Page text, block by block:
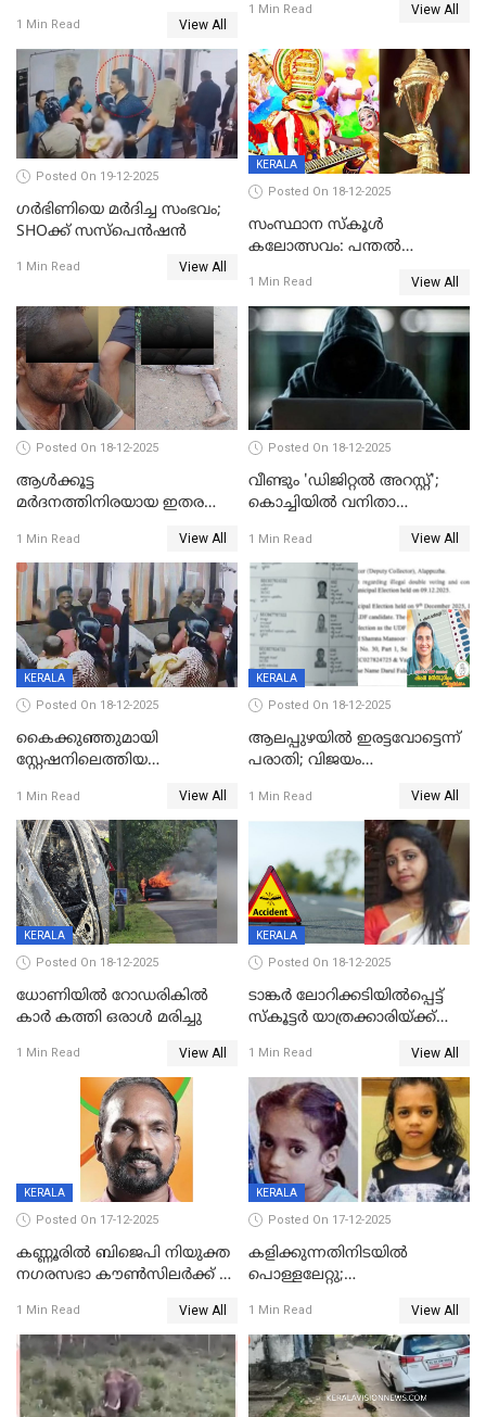
ക്ലീനര്‍ പിടിയിൽ
1 Min Read View All
യുവതി
1 Min Read View All
Posted On 19-12-2025
ഗര്‍ഭിണിയെ മർദിച്ച സംഭവം;
SHOക്ക് സസ്പെൻഷൻ
1 Min Read View All
KERALA
Posted On 18-12-2025
സംസ്ഥാന സ്കൂൾ
കലോത്സവം: പന്തൽ
1 Min Read View All
Posted On 18-12-2025
ആൾക്കൂട്ട
മർദനത്തിനിരയായ ഇതര
നടുക്കുന്ന സംഭവം
വാളയാറിൽ
1 Min Read View All
Posted On 18-12-2025
വീണ്ടും 'ഡിജിറ്റല്‍ അറസ്റ്റ്';
കൊച്ചിയില്‍ വനിതാ
കോടി രൂപ
1 Min Read View All
KERALA
Posted On 18-12-2025
കൈക്കുഞ്ഞുമായി
സ്റ്റേഷനിലെത്തിയ
കരണത്തടിച്ചു; CC ടിവി
ദൃശ്യങ്ങൾ പുറത്ത്
1 Min Read View All
KERALA
Posted On 18-12-2025
ആലപ്പുഴയിൽ ഇരട്ടവോട്ടെന്ന്
പരാതി; വിജയം
വാർഡിലെ എൽഡിഎഫ്
സ്ഥാനാർത്ഥി
1 Min Read View All
KERALA
Posted On 18-12-2025
ധോണിയിൽ റോഡരികിൽ
കാർ കത്തി ഒരാൾ മരിച്ചു
1 Min Read View All
KERALA
Posted On 18-12-2025
ടാങ്കർ ലോറിക്കടിയിൽപ്പെട്ട്
സ്കൂട്ടർ യാത്രക്കാരിയ്ക്ക്
കണ്ടോത്ത് ദേശീയ പാതയിൽ
1 Min Read View All
KERALA
Posted On 17-12-2025
കണ്ണൂരിൽ ബിജെപി നിയുക്ത
നഗരസഭാ കൗൺസിലർക്ക് 36
1 Min Read View All
KERALA
Posted On 17-12-2025
കളിക്കുന്നതിനിടയിൽ
പൊള്ളലേറ്റു;
ക്ലാസ് വിദ്യാർത്ഥിനി മരിച്ചു
1 Min Read View All